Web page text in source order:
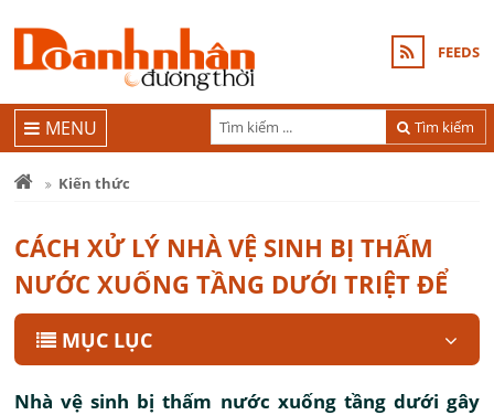
FEEDS
Tìm kiếm
MENU
Kiến thức
CÁCH XỬ LÝ NHÀ VỆ SINH BỊ THẤM
NƯỚC XUỐNG TẦNG DƯỚI TRIỆT ĐỂ
MỤC LỤC
Nhà vệ sinh bị thấm nước xuống tầng dưới gây